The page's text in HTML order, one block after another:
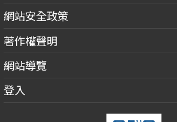
網站安全政策
著作權聲明
網站導覽
登入